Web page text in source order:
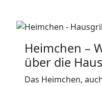
Heimchen –
über die
Das Heimchen,